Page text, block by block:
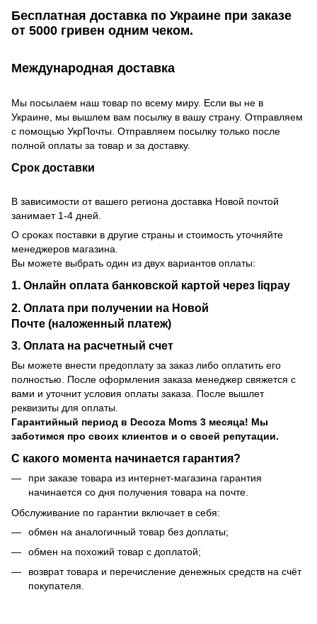
Бесплатная доставка по Украине при заказе
от 5000 гривен одним чеком.
Международная доставка
Мы посылаем наш товар по всему миру. Если вы не в
Украине, мы вышлем вам посылку в вашу страну. Отправляем
с помощью УкрПочты. Отправляем посылку только после
полной оплаты за товар и за доставку.
Срок доставки
В зависимости от вашего региона доставка Новой почтой
занимает 1-4 дней.
О сроках поставки в другие страны и стоимость уточняйте
менеджеров магазина.
Вы можете выбрать один из двух вариантов оплаты:
1. Онлайн оплата банковской картой через liqpay
2. Оплата при получении на Новой
Почте (наложенный платеж)
3. Оплата на расчетный счет
Вы можете внести предоплату за заказ либо оплатить его
полностью. После оформления заказа менеджер свяжется с
вами и уточнит условия оплаты заказа. После вышлет
реквизиты для оплаты.
Гарантийный период в Decoza Moms 3 месяца! Мы
заботимся про своих клиентов и о своей репутации.
С какого момента начинается гарантия?
при заказе товара из интернет-магазина гарантия
начинается со дня получения товара на почте.
Обслуживание по гарантии включает в себя:
обмен на аналогичный товар без доплаты;
обмен на похожий товар с доплатой;
возврат товара и перечисление денежных средств на счёт
покупателя.